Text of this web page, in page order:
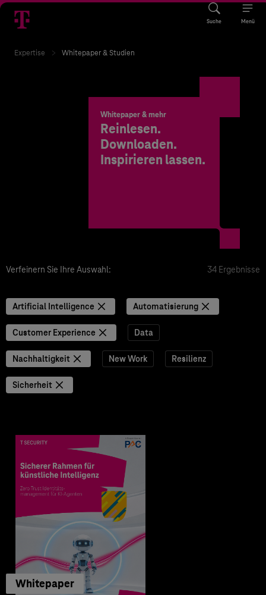
Suche Menü
Expertise Whitepaper & Studien
Whitepaper & mehr
Reinlesen.
Downloaden.
Inspirieren lassen.
Verfeinern Sie Ihre Auswahl: 34 Ergebnisse
Artificial Intelligence Automatisierung
Customer Experience Data
Nachhaltigkeit New Work Resilienz
Sicherheit
Whitepaper